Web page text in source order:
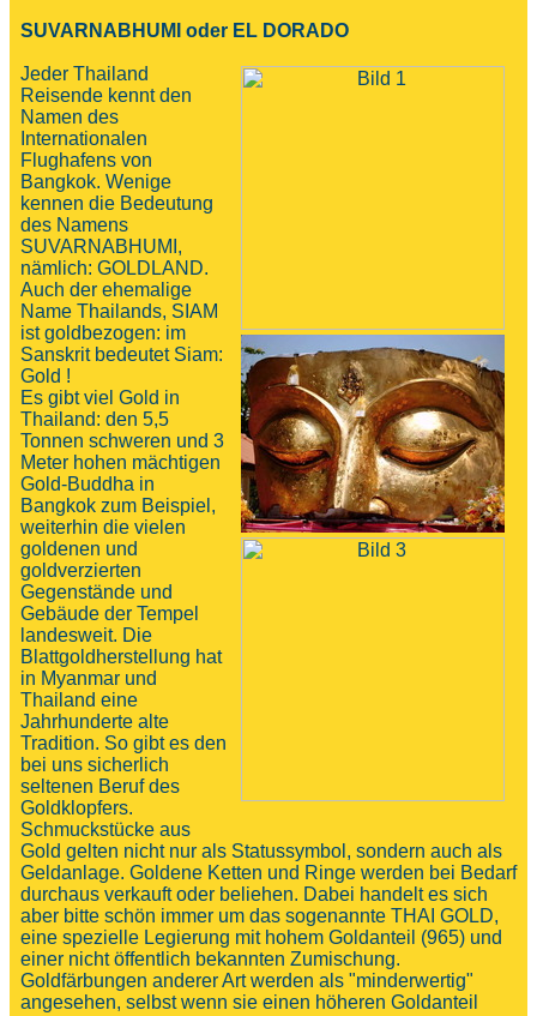
SUVARNABHUMI oder EL DORADO
Jeder Thailand
Reisende kennt den
Namen des
Internationalen
Flughafens von
Bangkok. Wenige
kennen die Bedeutung
des Namens
SUVARNABHUMI,
nämlich: GOLDLAND.
Auch der ehemalige
Name Thailands, SIAM
ist goldbezogen: im
Sanskrit bedeutet Siam:
Gold !
Es gibt viel Gold in
Thailand: den 5,5
Tonnen schweren und 3
Meter hohen mächtigen
Gold-Buddha in
Bangkok zum Beispiel,
weiterhin die vielen
goldenen und
goldverzierten
Gegenstände und
Gebäude der Tempel
landesweit. Die
Blattgoldherstellung hat
in Myanmar und
Thailand eine
Jahrhunderte alte
Tradition. So gibt es den
bei uns sicherlich
seltenen Beruf des
Goldklopfers.
Schmuckstücke aus
Gold gelten nicht nur als Statussymbol, sondern auch als
Geldanlage. Goldene Ketten und Ringe werden bei Bedarf
durchaus verkauft oder beliehen. Dabei handelt es sich
aber bitte schön immer um das sogenannte THAI GOLD,
eine spezielle Legierung mit hohem Goldanteil (965) und
einer nicht öffentlich bekannten Zumischung.
Goldfärbungen anderer Art werden als "minderwertig"
angesehen, selbst wenn sie einen höheren Goldanteil